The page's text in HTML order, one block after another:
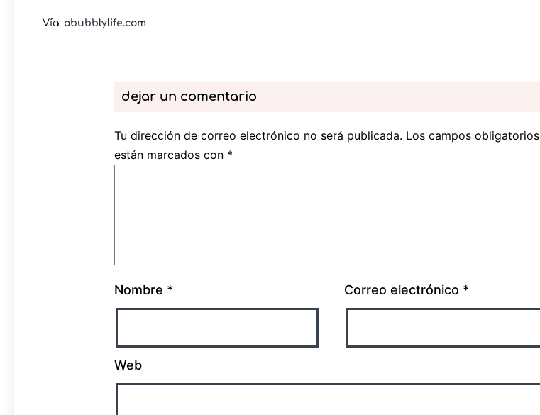
Vía: abubblylife.com
dejar un comentario
Tu dirección de correo electrónico no será publicada. Los campos obligatorios
están marcados con *
Nombre * Correo electrónico *
Web